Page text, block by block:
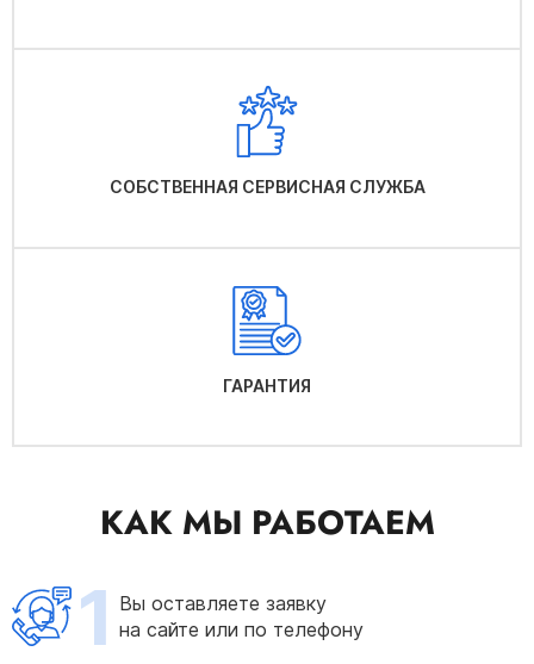
СОБСТВЕННАЯ СЕРВИСНАЯ СЛУЖБА
ГАРАНТИЯ
КАК МЫ РАБОТАЕМ
1 Вы оставляете заявку
на сайте или по телефону